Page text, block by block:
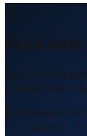
Diese
Sie schreiben
LinkedIn-Post?
Empfohlenes
Source: